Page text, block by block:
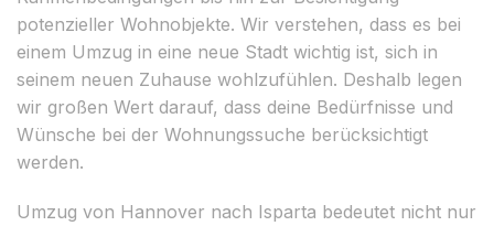
potenzieller Wohnobjekte. Wir verstehen, dass es bei
einem Umzug in eine neue Stadt wichtig ist, sich in
seinem neuen Zuhause wohlzufühlen. Deshalb legen
wir großen Wert darauf, dass deine Bedürfnisse und
Wünsche bei der Wohnungssuche berücksichtigt
werden.
Umzug von Hannover nach Isparta bedeutet nicht nur